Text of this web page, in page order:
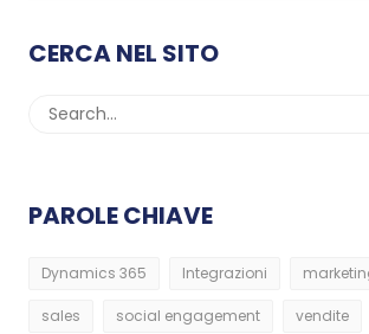
CERCA NEL SITO
PAROLE CHIAVE
Dynamics 365 Integrazioni
sales social engagement vendite